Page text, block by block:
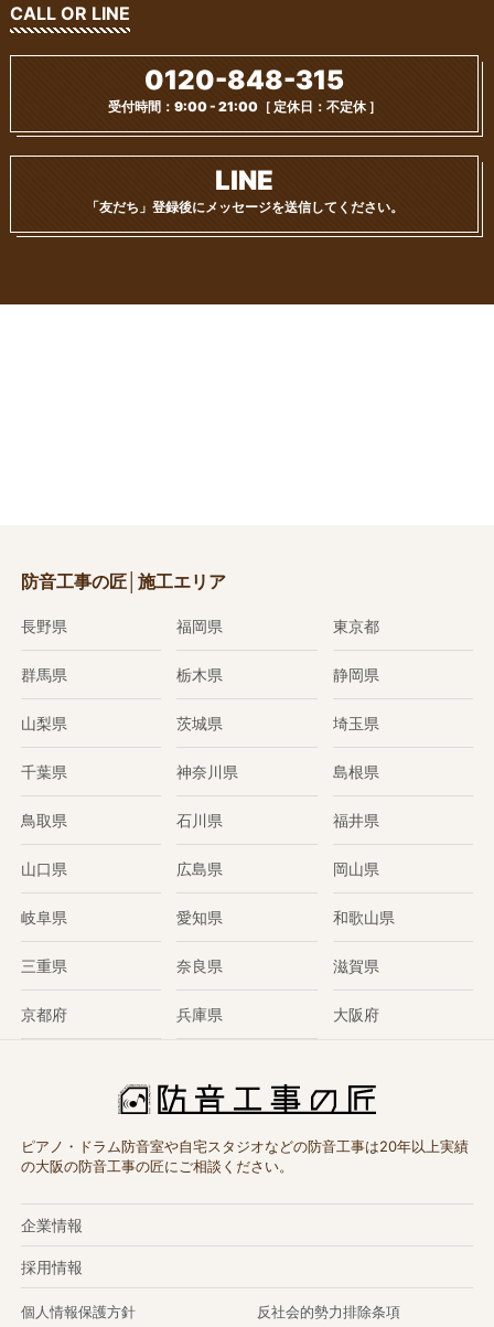
CALL OR LINE
0120-848-315
受付時間：9:00 - 21:00［ 定休日：不定休 ］
LINE
「友だち」登録後に メッセージを送信してください。
防音工事の匠│施工エリア
長野県 福岡県 東京都
群馬県 栃木県 静岡県
山梨県 茨城県 埼玉県
千葉県 神奈川県 島根県
鳥取県 石川県 福井県
山口県 広島県 岡山県
岐阜県 愛知県 和歌山県
三重県 奈良県 滋賀県
京都府 兵庫県 大阪府
ピアノ・ドラム防音室や自宅スタジオなどの防音工事は20年以上実績
の大阪の防音工事の匠にご相談ください。
企業情報
採用情報
個人情報保護方針 反社会的勢力排除条項